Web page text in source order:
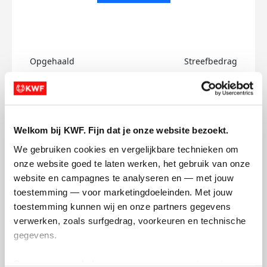
Welkom bij KWF. Fijn dat je onze website bezoekt.
We gebruiken cookies en vergelijkbare technieken om
onze website goed te laten werken, het gebruik van onze
website en campagnes te analyseren en — met jouw
toestemming — voor marketingdoeleinden. Met jouw
toestemming kunnen wij en onze partners gegevens
verwerken, zoals surfgedrag, voorkeuren en technische
gegevens.
Opgehaald Streefbedrag
Guy's badges